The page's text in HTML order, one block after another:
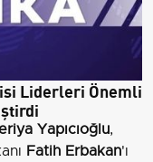
Liderleri Önemli
Yapıcıoğlu,
Fatih Erbakan'ı